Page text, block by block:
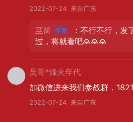
合作战，闽赣军区所属地方
乐。在围攻不下之时，肖劲
令。在回黎川时，红一方面军
敌人进攻的态势和徐川一带
2022-07-24 来自广东
至简
：不行不行，发
过，将就看吧🙏🙏🙏
吴哥*烽火年代
加微信进来我们参战群，
2022-07-24 来自广东